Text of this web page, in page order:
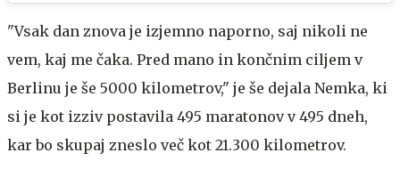
"Vsak dan znova je izjemno naporno, saj nikoli ne
vem, kaj me čaka. Pred mano in končnim ciljem v
Berlinu je še 5000 kilometrov," je še dejala Nemka, ki
si je kot izziv postavila 495 maratonov v 495 dneh,
kar bo skupaj zneslo več kot 21.300 kilometrov.